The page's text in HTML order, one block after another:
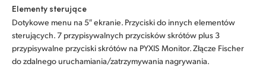
Elementy sterujące
Dotykowe menu na 5″ ekranie. Przyciski do innych elementów
sterujących. 7 przypisywalnych przycisków skrótów plus 3
przypisywalne przyciski skrótów na PYXIS Monitor. Złącze Fischer
do zdalnego uruchamiania/zatrzymywania nagrywania.